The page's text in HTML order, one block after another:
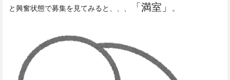
と興奮状態で募集を見てみると、、、 「満室」 。